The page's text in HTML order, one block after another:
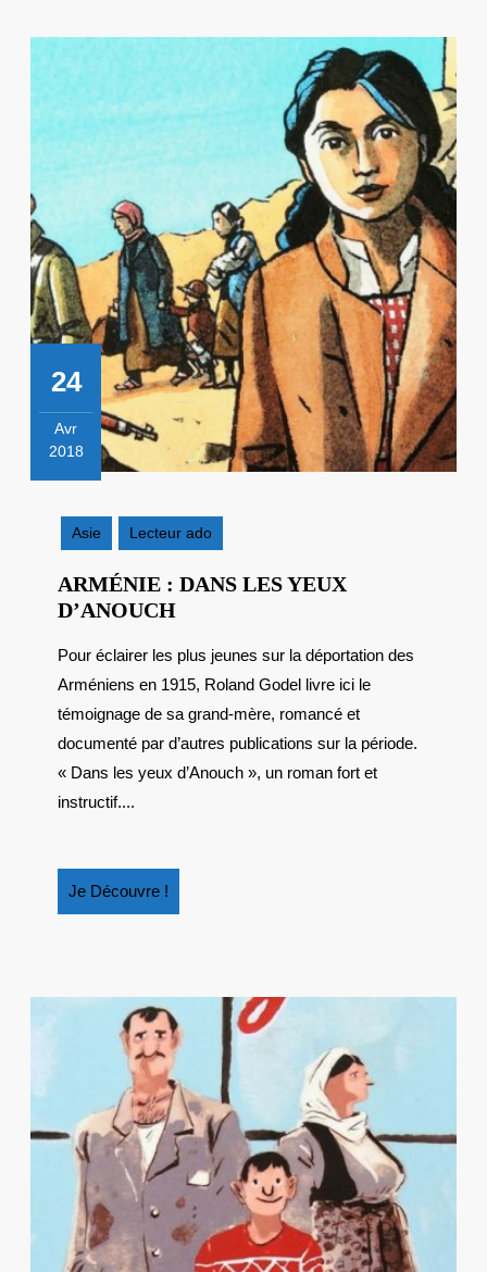
24
Avr
2018
2018
Asie
Lecteur ado
ARMÉNIE : DANS LES YEUX
D’ANOUCHARMÉNIE
DANS
LES
YEUX
D’ANOUCH
Pour éclairer les plus jeunes sur la déportation des
Arméniens en 1915, Roland Godel livre ici le
témoignage de sa grand-mère, romancé et
documenté par d’autres publications sur la période.
« Dans les yeux d’Anouch », un roman fort et
instructif....
Je Découvre !
Découvre